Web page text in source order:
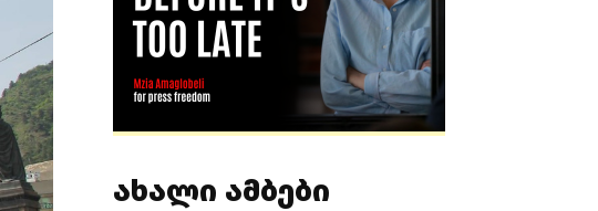
ახალი ამბები